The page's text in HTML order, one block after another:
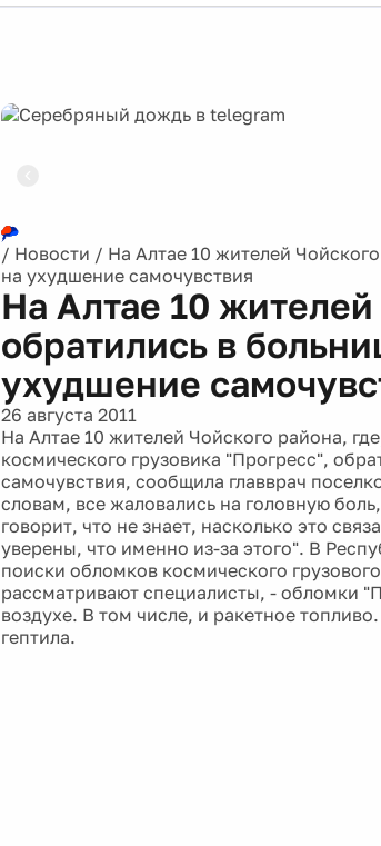
/ Новости / На Алтае 10 жителей
на ухудшение самочувствия
На Алтае 10
обратились в
ухудшение
26 августа 2011
На Алтае 10 жителей Чойского района,
космического грузовика "Прогресс",
самочувствия, сообщила главврач
словам, все жаловались на головную
говорит, что не знает, насколько это
уверены, что именно из-за этого". В
поиски обломков космического
рассматривают специалисты, - обломки
воздухе. В том числе, и ракетное
гептила.